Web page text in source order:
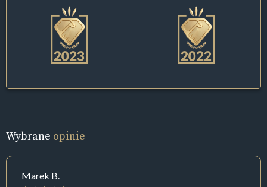
Wybrane opinie
Marek B.